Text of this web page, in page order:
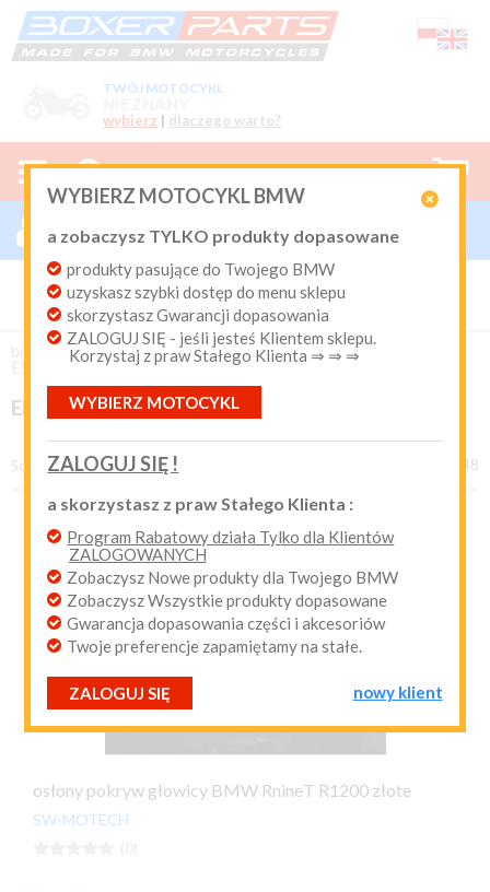
TWÓJ MOTOCYKL
wybierz | dlaczego warto?

WYBIERZ MOTOCYKL BMW
a zobaczysz TYLKO produkty dopasowane
produkty pasujące do Twojego BMW
uzyskasz szybki dostęp do menu sklepu
skorzystasz Gwarancji dopasowania
ZALOGUJ SIĘ - jeśli jesteś Klientem sklepu.
Korzystaj z praw Stałego Klienta ⇒ ⇒ ⇒
WYBIERZ MOTOCYKL
ZALOGUJ SIĘ !
a skorzystasz z praw Stałego Klienta :
Program Rabatowy działa Tylko dla Klientów
ZALOGOWANYCH
Zobaczysz Nowe produkty dla Twojego BMW
Zobaczysz Wszystkie produkty dopasowane
Gwarancja dopasowania części i akcesoriów
Twoje preferencje zapamiętamy na stałe.
ZALOGUJ SIĘ nowy klient
  
0
 Nowy klient
Login:
Hasło:
przypomnij mi hasło nowy klient
Produkty dopasowane do Twojego motocykla
BMW. Program Rabatowy po pierwszych zakupach. Od 20
lat on-line kurier Inpost i Paczkomat od 9.90 zł
boxer-parts / NADWOZIE i KANAPY /
Elementy dekoracyjne
ELEMENTY DEKORACYJNE
Sortuj według produkty 1 - 48 z 48
osłony pokryw głowicy BMW RnineT R1200 złote
SW-MOTECH